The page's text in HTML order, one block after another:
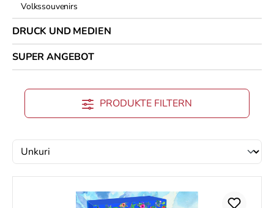
Volkssouvenirs
DRUCK UND MEDIEN
SUPER ANGEBOT
PRODUKTE FILTERN